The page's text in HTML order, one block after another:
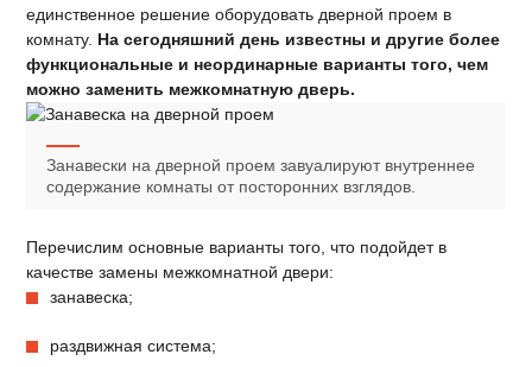
единственное решение оборудовать дверной проем в
комнату. На сегодняшний день известны и другие более
функциональные и неординарные варианты того, чем
можно заменить межкомнатную дверь.
Занавески на дверной проем завуалируют внутреннее
содержание комнаты от посторонних взглядов.
Перечислим основные варианты того, что подойдет в
качестве замены межкомнатной двери:
занавеска;
раздвижная система;